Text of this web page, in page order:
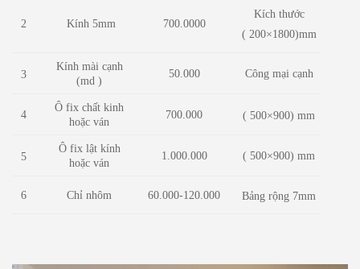
2 Kính 5mm 700.0000
Kích thước
( 200×1800)mm
3
Kính mài cạnh
(md )
50.000 Công mại cạnh
4
Ô fix chất kinh
hoặc ván
700.000 ( 500×900) mm
5
Ô fix lật kính
hoặc ván
1.000.000 ( 500×900) mm
6 Chỉ nhôm 60.000-120.000 Bảng rộng 7mm